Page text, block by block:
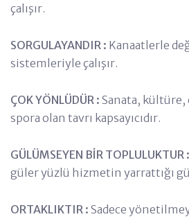
çalışır.
SORGULAYANDIR : Kanaatlerle
sistemleriyle çalışır.
ÇOK YÖNLÜDÜR : Sanata,
spora olan tavrı kapsayıcıdır.
GÜLÜMSEYEN BİR TOPLULUKTUR :
güler yüzlü hizmetin yarrattığı
ORTAKLIKTIR : Sadece